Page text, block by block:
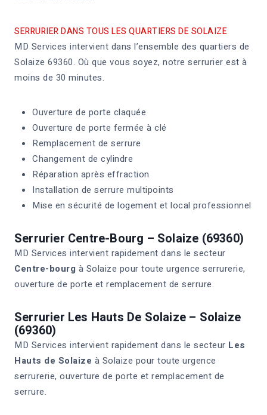
SERRURIER DANS TOUS LES QUARTIERS DE SOLAIZE
MD Services intervient dans l’ensemble des quartiers de
Solaize 69360. Où que vous soyez, notre serrurier est à
moins de 30 minutes.
Ouverture de porte claquée
Ouverture de porte fermée à clé
Remplacement de serrure
Changement de cylindre
Réparation après effraction
Installation de serrure multipoints
Mise en sécurité de logement et local professionnel
Serrurier Centre-Bourg – Solaize (69360)
MD Services intervient rapidement dans le secteur
Centre-bourg à Solaize pour toute urgence serrurerie,
ouverture de porte et remplacement de serrure.
Serrurier Les Hauts De Solaize – Solaize
(69360)
MD Services intervient rapidement dans le secteur Les
Hauts de Solaize à Solaize pour toute urgence
serrurerie, ouverture de porte et remplacement de
serrure.